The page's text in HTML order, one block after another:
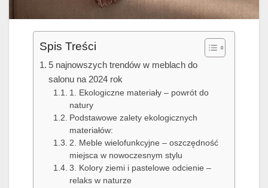
Spis Treści
5 najnowszych trendów w meblach do
salonu na 2024 rok
1. Ekologiczne materiały – powrót do
natury
Podstawowe zalety ekologicznych
materiałów:
2. Meble wielofunkcyjne – oszczędność
miejsca w nowoczesnym stylu
3. Kolory ziemi i pastelowe odcienie –
relaks w naturze